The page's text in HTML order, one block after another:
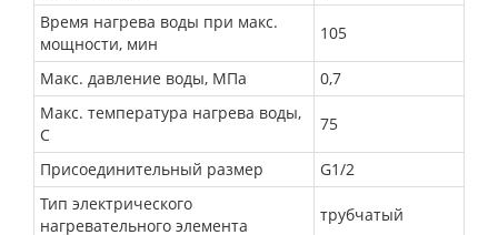
Время нагрева воды при макс.
мощности, мин
105
Макс. давление воды, МПа
0,7
Макс. температура нагрева воды,
С
75
Присоединительный размер
G1/2
Тип электрического
нагревательного элемента
трубчатый